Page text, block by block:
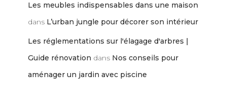
Les meubles indispensables dans une maison
dans L’urban jungle pour décorer son intérieur
Les réglementations sur l'élagage d'arbres |
Guide rénovation dans Nos conseils pour
aménager un jardin avec piscine